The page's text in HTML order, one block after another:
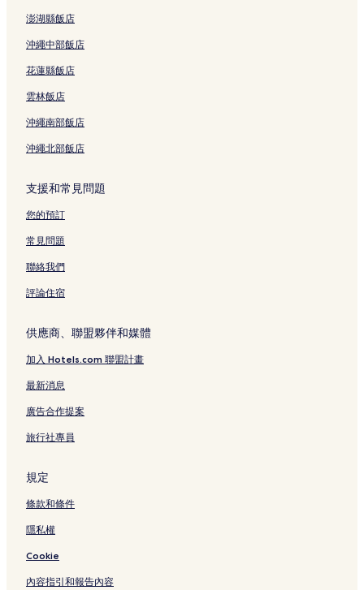
澎湖縣飯店
沖繩中部飯店
花蓮縣飯店
雲林飯店
沖繩南部飯店
沖繩北部飯店
支援和常見問題
您的預訂
常見問題
聯絡我們
評論住宿
供應商、聯盟夥伴和媒體
加入 Hotels.com 聯盟計畫
最新消息
廣告合作提案
旅行社專員
規定
條款和條件
隱私權
Cookie
內容指引和報告內容